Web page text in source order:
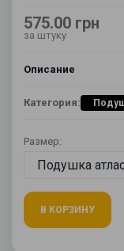
575.00 грн
за штуку
Описание
Категория:
Размер:
В КОРЗИНУ